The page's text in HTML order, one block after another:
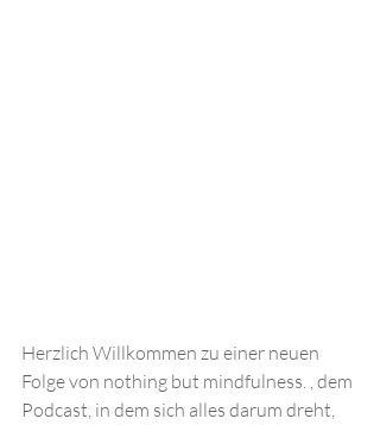
Herzlich Willkommen zu einer neuen
Folge von nothing but mindfulness. , dem
Podcast, in dem sich alles darum dreht,